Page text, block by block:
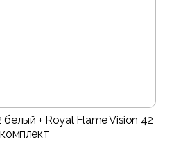
белый + Royal Flame Vision 42